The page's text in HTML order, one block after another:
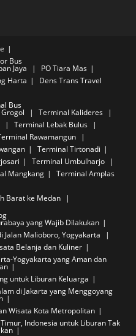
Bus
Jaya
PO Tiara Mas
Harta Dens Trans Travel
Bus
Terminal Kalideres
Terminal Lebak Bulus
Rawamangun
Terminal Tirtonadi
Terminal Umbulharjo
Mangkang Terminal Amplas
Barat ke Medan
yang Wajib Dilakukan
Jalan Malioboro, Yogyakarta
Belanja dan Kuliner
Yogyakarta yang Aman dan
untuk Liburan Keluarga
di Jakarta yang Menggoyang
Wisata Kota Metropolitan
Indonesia untuk Liburan Tak